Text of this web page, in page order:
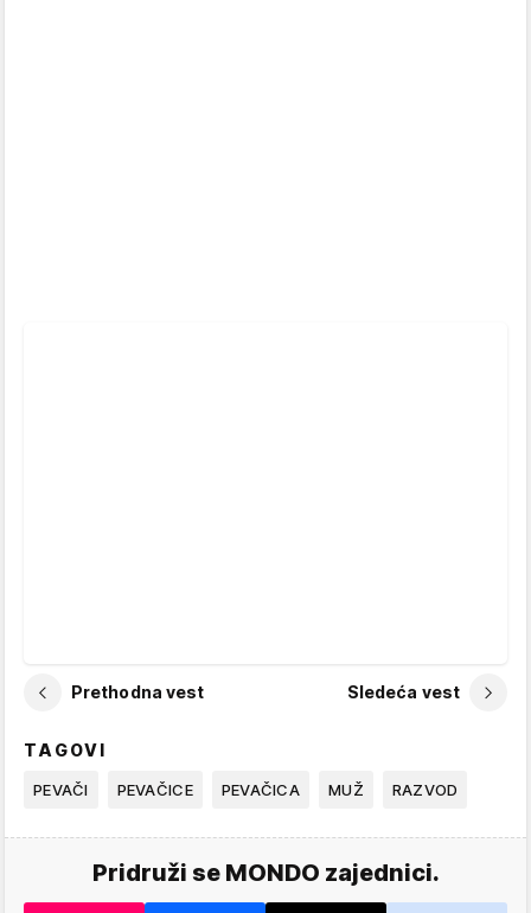
Prethodna vest Sledeća vest
TAGOVI
PEVAČI PEVAČICE PEVAČICA MUŽ RAZVOD
Pridruži se MONDO zajednici.